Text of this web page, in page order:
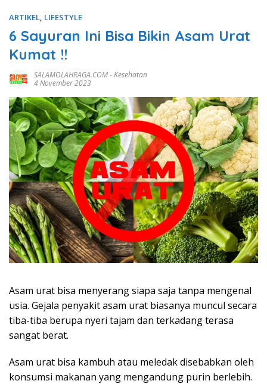
ARTIKEL, LIFESTYLE
6 Sayuran Ini Bisa Bikin Asam Urat
Kumat !!
SALAMOLAHRAGA.COM-Kesehatan
4 November 2023
Asam urat bisa menyerang siapa saja tanpa mengenal
usia. Gejala penyakit asam urat biasanya muncul secara
tiba-tiba berupa nyeri tajam dan terkadang terasa
sangat berat.
Asam urat bisa kambuh atau meledak disebabkan oleh
konsumsi makanan yang mengandung purin berlebih.